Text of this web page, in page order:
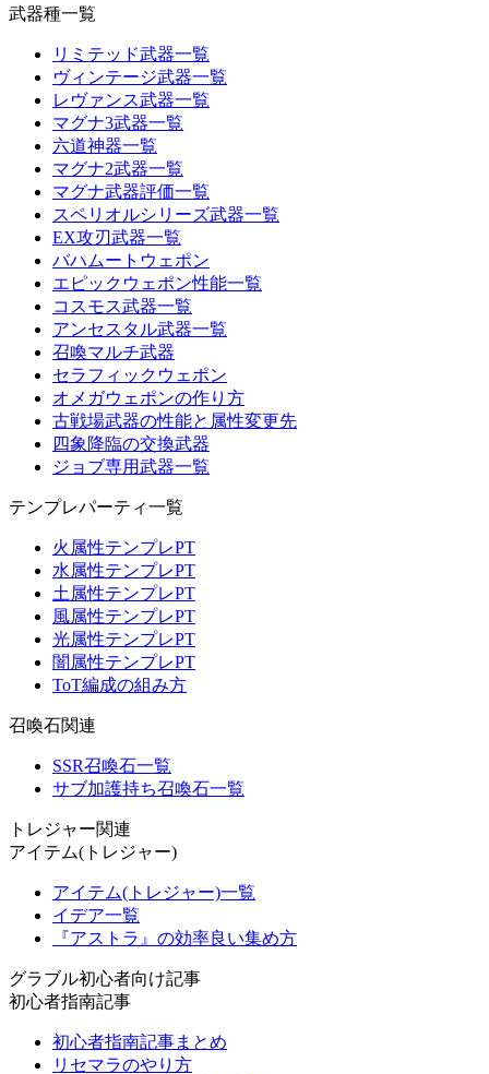
武器種一覧
リミテッド武器一覧
ヴィンテージ武器一覧
レヴァンス武器一覧
マグナ3武器一覧
六道神器一覧
マグナ2武器一覧
マグナ武器評価一覧
スペリオルシリーズ武器一覧
EX攻刃武器一覧
バハムートウェポン
エピックウェポン性能一覧
コスモス武器一覧
アンセスタル武器一覧
召喚マルチ武器
セラフィックウェポン
オメガウェポンの作り方
古戦場武器の性能と属性変更先
四象降臨の交換武器
ジョブ専用武器一覧
テンプレパーティ一覧
火属性テンプレPT
水属性テンプレPT
土属性テンプレPT
風属性テンプレPT
光属性テンプレPT
闇属性テンプレPT
ToT編成の組み方
召喚石関連
SSR召喚石一覧
サブ加護持ち召喚石一覧
トレジャー関連
アイテム(トレジャー)
アイテム(トレジャー)一覧
イデア一覧
『アストラ』の効率良い集め方
グラブル初心者向け記事
初心者指南記事
初心者指南記事まとめ
リセマラのやり方